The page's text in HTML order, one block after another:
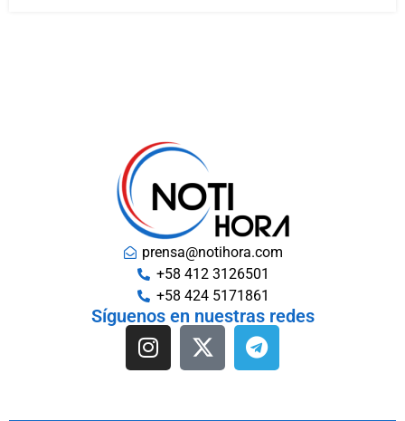
prensa@notihora.com
+58 412 3126501
+58 424 5171861
Síguenos en nuestras redes